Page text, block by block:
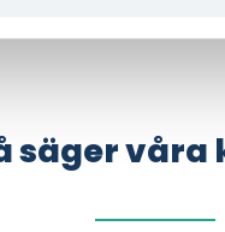
säger våra